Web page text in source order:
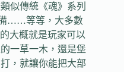
似傳統《魂》系列
備……等等，大多數
大概就是玩家可以
一草一木，還是堡
，就讓你能把大部